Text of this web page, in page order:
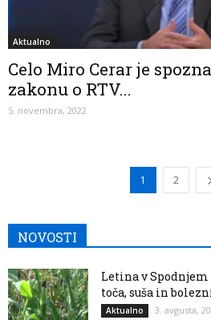
Aktualno
Celo Miro Cerar je
zakonu o RTV...
5. novembra, 2022
1 2
NOVOSTI
Letina v
toča, suša in
Aktualno 3. avgusta,